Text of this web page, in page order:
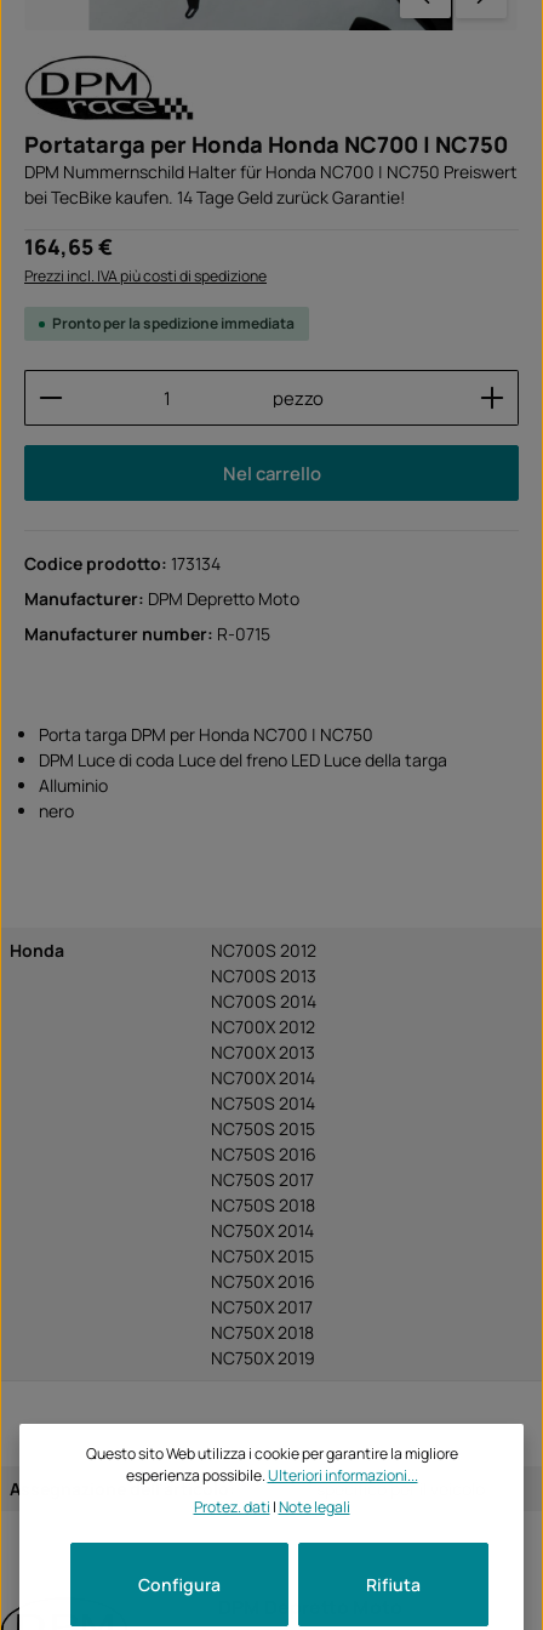
Portatarga per Honda Honda NC700 | NC750
DPM Nummernschild Halter für Honda NC700 | NC750 Preiswert
bei TecBike kaufen. 14 Tage Geld zurück Garantie!
Prezzo normale:
164,65 €
Prezzi incl. IVA più costi di spedizione
Pronto per la spedizione immediata
Quantità del prodotto: inserisci la quantità
pezzo
Nel carrello
Codice prodotto: 173134
Manufacturer: DPM Depretto Moto
Manufacturer number: R-0715
Porta targa DPM per Honda NC700 | NC750
DPM Luce di coda Luce del freno LED Luce della targa
Alluminio
nero
Honda
NC700S 2012
NC700S 2013
NC700S 2014
NC700X 2012
NC700X 2013
NC700X 2014
NC750S 2014
NC750S 2015
NC750S 2016
NC750S 2017
NC750S 2018
NC750X 2014
NC750X 2015
NC750X 2016
NC750X 2017
NC750X 2018
NC750X 2019
Assegnazione dell'articolo: specifico per il veicolo
Questo sito Web utilizza i cookie per garantire la migliore
esperienza possibile.Ulteriori informazioni...
Protez. dati |Note legali
Rifiuta
Configura